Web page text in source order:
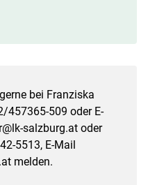
bei Franziska
457365-509 oder E-
salzburg.at oder
5513, E-Mail
melden.